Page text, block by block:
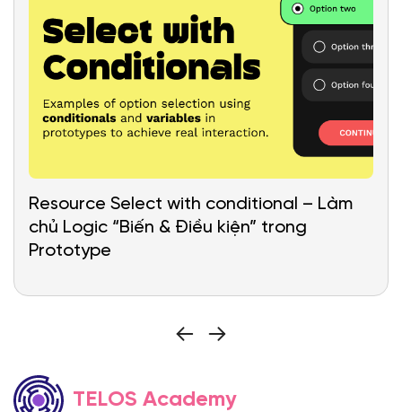
Resource Select with conditional – Làm
chủ Logic “Biến & Điều kiện” trong
Prototype
TELOS Academy